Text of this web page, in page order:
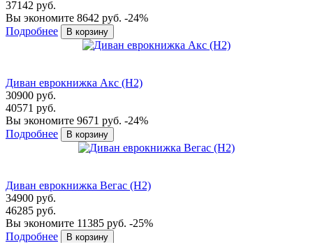
37142 руб.
Вы экономите 8642 руб. -24%
Подробнее
Диван еврокнижка Акс (Н2)
30900 руб.
40571 руб.
Вы экономите 9671 руб. -24%
Подробнее
Диван еврокнижка Вегас (Н2)
34900 руб.
46285 руб.
Вы экономите 11385 руб. -25%
Подробнее